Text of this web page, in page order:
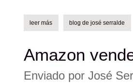
leer más sobre vista vende sólo 244
blog de josé serralde
Amazon
Enviado por José